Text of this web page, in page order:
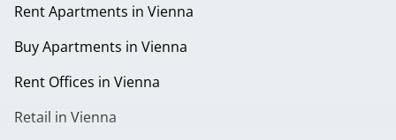
Rent Apartments in Vienna
Buy Apartments in Vienna
Rent Offices in Vienna
Retail in Vienna